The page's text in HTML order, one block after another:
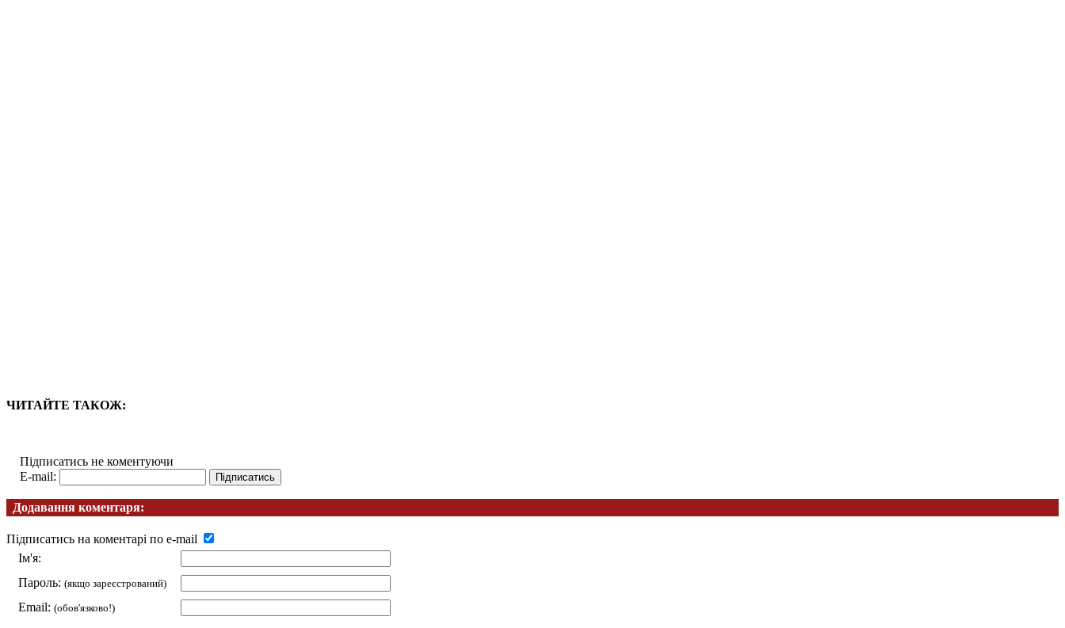
ЧИТАЙТЕ ТАКОЖ:
Підписатись не коментуючи
E-mail:
Додавання коментаря:
Підписатись на коментарі по e-mail
Ім'я:
Пароль: (якщо зареєстрований)
Email: (обов'язково!)